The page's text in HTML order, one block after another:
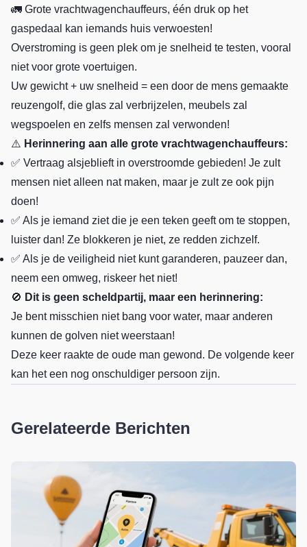
🚛 Grote vrachtwagenchauffeurs, één druk op het
gaspedaal kan iemands huis verwoesten!
Overstroming is geen plek om je snelheid te testen, vooral
niet voor grote voertuigen.
Uw gewicht + uw snelheid = een door de mens gemaakte
reuzengolf, die glas zal verbrijzelen, meubels zal
wegspoelen en zelfs mensen zal verwonden!
⚠️ Herinnering aan alle grote vrachtwagenchauffeurs:
✅ Vertraag alsjeblieft in overstroomde gebieden! Je zult
mensen niet alleen nat maken, maar je zult ze ook pijn
doen!
✅ Als je iemand ziet die je een teken geeft om te stoppen,
luister dan! Ze blokkeren je niet, ze redden zichzelf.
✅ Als je de veiligheid niet kunt garanderen, pauzeer dan,
neem een omweg, riskeer het niet!
🚫 Dit is geen scheldpartij, maar een herinnering:
Je bent misschien niet bang voor water, maar anderen
kunnen de golven niet weerstaan!
Deze keer raakte de oude man gewond. De volgende keer
kan het een nog onschuldiger persoon zijn.
Gerelateerde Berichten